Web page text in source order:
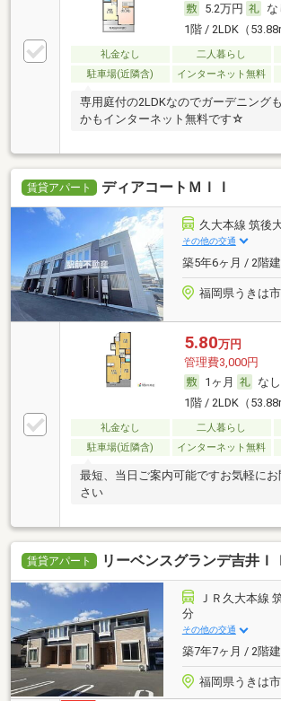
5.2万円
な
1階 / 2LDK（
礼金なし 二人暮らし
駐車場(近隣含)
インターネット無料
専用庭付の2LDKなのでガーデニング
かもインターネット無料です☆
賃貸アパート ディアコートＭＩＩ
久大本線 筑後
その他の交通
築5年6ヶ月 / 2階建
福岡県うきは
5.80万円
管理費3,000円
1ヶ月
なし
1階 / 2LDK（
礼金なし 二人暮らし
駐車場(近隣含)
インターネット無料
最短、当日ご案内可能ですお気軽に
さい
賃貸アパート リーベンスグランデ吉井Ｉ
ＪＲ久大本線
分
その他の交通
築7年7ヶ月 / 2階建
福岡県うきは